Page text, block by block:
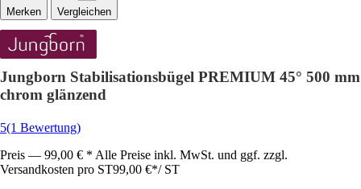
Vergleichen
Jungborn Stabilisationsbügel PREMIUM 45° 500 mm
chrom glänzend
5(1 Bewertung)
Preis — 99,00 € * Alle Preise inkl. MwSt. und ggf. zzgl.
Versandkosten pro ST99,00 €*/ ST